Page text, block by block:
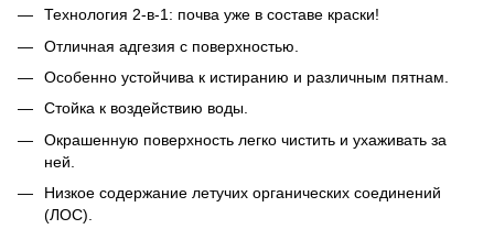
Технология 2-в-1: почва уже в составе краски!
Отличная адгезия с поверхностью.
Особенно устойчива к истиранию и различным пятнам.
Стойка к воздействию воды.
Окрашенную поверхность легко чистить и ухаживать за
ней.
Низкое содержание летучих органических соединений
(ЛОС).